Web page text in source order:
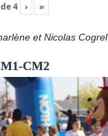
de4 › »
et Nicolas Cogrel
CM2